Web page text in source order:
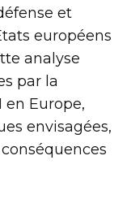
et
européens
analyse
par la
en Europe,
envisagées,